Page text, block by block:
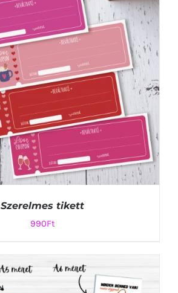
Szerelmes tikett
990Ft